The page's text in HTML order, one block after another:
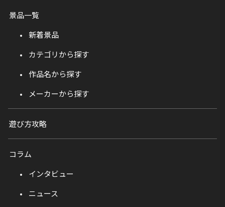
景品一覧
新着景品
カテゴリから探す
作品名から探す
メーカーから探す
遊び方攻略
コラム
インタビュー
ニュース